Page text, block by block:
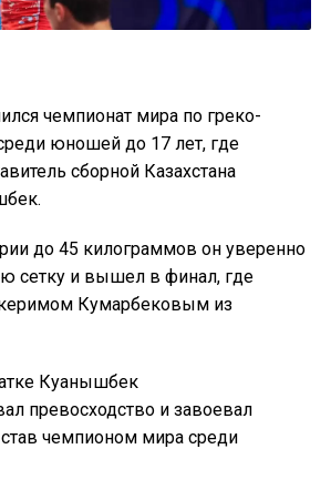
чемпионат мира по греко-
юношей до 17 лет, где
сборной Казахстана
до 45 килограммов он уверенно
сетку и вышел в финал, где
Кумарбековым из
Куанышбек
превосходство и завоевал
чемпионом мира среди